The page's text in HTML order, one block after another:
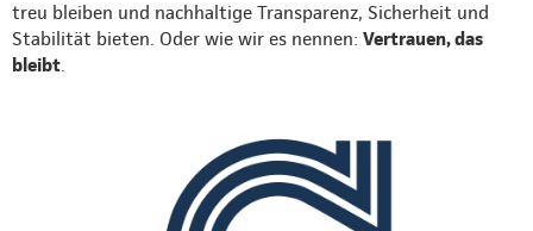
treu bleiben und nachhaltige Transparenz, Sicherheit und
Stabilität bieten. Oder wie wir es nennen: Vertrauen, das
bleibt.